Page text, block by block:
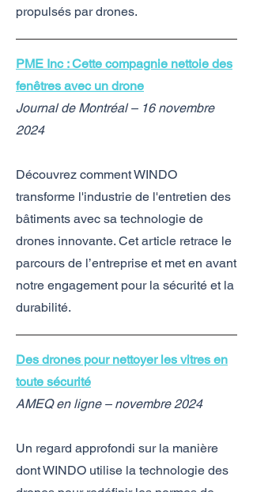
propulsés par drones.
PME Inc : Cette compagnie nettoie des
fenêtres avec un drone
Journal de Montréal – 16 novembre
2024
Découvrez comment WINDO
transforme l'industrie de l'entretien des
bâtiments avec sa technologie de
drones innovante. Cet article retrace le
parcours de l’entreprise et met en avant
notre engagement pour la sécurité et la
durabilité.
Des drones pour nettoyer les vitres en
toute sécurité
AMEQ en ligne – novembre 2024
Un regard approfondi sur la manière
dont WINDO utilise la technologie des